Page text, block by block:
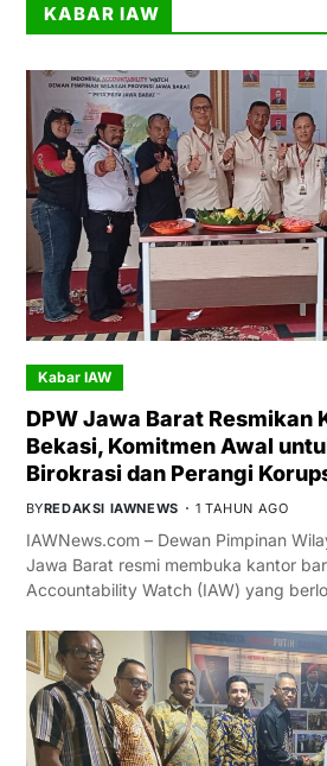
KABAR IAW
Kabar IAW
DPW Jawa Barat Resmikan
Bekasi, Komitmen Awal
Birokrasi dan Perangi
BYREDAKSI IAWNEWS 1 TAHUN AGO
IAWNews.com – Dewan Pimpinan
Jawa Barat resmi membuka kantor
Accountability Watch (IAW) yang